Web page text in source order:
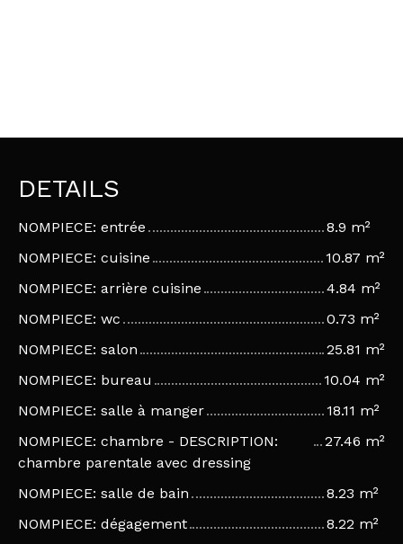
DETAILS
NOMPIECE: entrée
8.9 m²
NOMPIECE: cuisine
10.87 m²
NOMPIECE: arrière cuisine
4.84 m²
NOMPIECE: wc
0.73 m²
NOMPIECE: salon
25.81 m²
NOMPIECE: bureau
10.04 m²
NOMPIECE: salle à manger
18.11 m²
NOMPIECE: chambre - DESCRIPTION:
chambre parentale avec dressing
27.46 m²
NOMPIECE: salle de bain
8.23 m²
NOMPIECE: dégagement
8.22 m²